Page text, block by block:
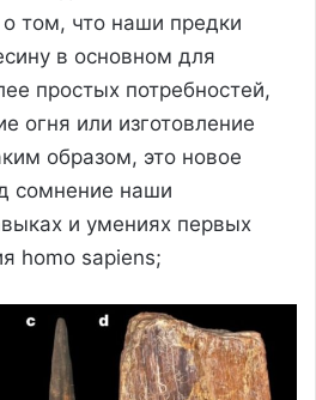
том, что наши предки
в основном для
простых потребностей,
огня или изготовление
образом, это новое
сомнение наши
и умениях первых
homo sapiens;